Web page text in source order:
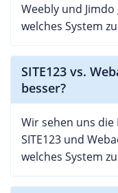
Weebly und
welches System
SITE123 vs.
besser?
Wir sehen uns
SITE123 und
welches System